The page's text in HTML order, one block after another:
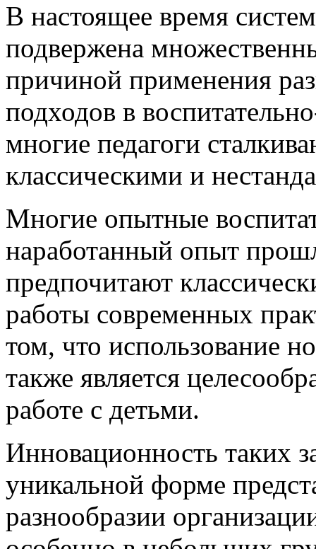
В настоящее время
подвержена
причиной применения
подходов в
многие педагоги
классическими и
Многие опытные
наработанный опыт
предпочитают
работы современных
том, что использование
также является
работе с детьми.
Инновационность таких
уникальной форме
разнообразии